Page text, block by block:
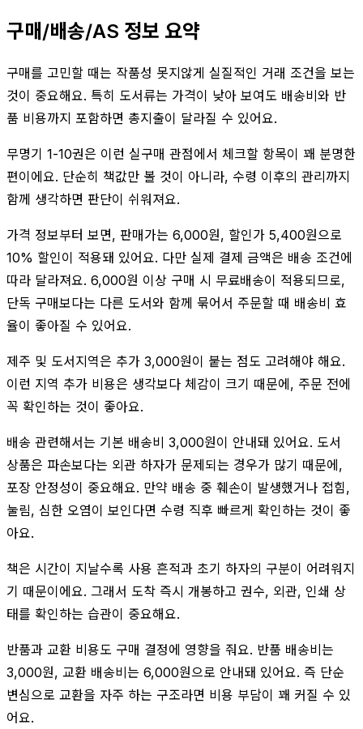
구매/배송/AS 정보 요약
구매를 고민할 때는 작품성 못지않게 실질적인 거래 조건을 보는
것이 중요해요. 특히 도서류는 가격이 낮아 보여도 배송비와 반
품 비용까지 포함하면 총지출이 달라질 수 있어요.
무명기 1-10권은 이런 실구매 관점에서 체크할 항목이 꽤 분명한
편이에요. 단순히 책값만 볼 것이 아니라, 수령 이후의 관리까지
함께 생각하면 판단이 쉬워져요.
가격 정보부터 보면, 판매가는 6,000원, 할인가 5,400원으로
10% 할인이 적용돼 있어요. 다만 실제 결제 금액은 배송 조건에
따라 달라져요. 6,000원 이상 구매 시 무료배송이 적용되므로,
단독 구매보다는 다른 도서와 함께 묶어서 주문할 때 배송비 효
율이 좋아질 수 있어요.
제주 및 도서지역은 추가 3,000원이 붙는 점도 고려해야 해요.
이런 지역 추가 비용은 생각보다 체감이 크기 때문에, 주문 전에
꼭 확인하는 것이 좋아요.
배송 관련해서는 기본 배송비 3,000원이 안내돼 있어요. 도서
상품은 파손보다는 외관 하자가 문제되는 경우가 많기 때문에,
포장 안정성이 중요해요. 만약 배송 중 훼손이 발생했거나 접힘,
눌림, 심한 오염이 보인다면 수령 직후 빠르게 확인하는 것이 좋
아요.
책은 시간이 지날수록 사용 흔적과 초기 하자의 구분이 어려워지
기 때문이에요. 그래서 도착 즉시 개봉하고 권수, 외관, 인쇄 상
태를 확인하는 습관이 중요해요.
반품과 교환 비용도 구매 결정에 영향을 줘요. 반품 배송비는
3,000원, 교환 배송비는 6,000원으로 안내돼 있어요. 즉 단순
변심으로 교환을 자주 하는 구조라면 비용 부담이 꽤 커질 수 있
어요.